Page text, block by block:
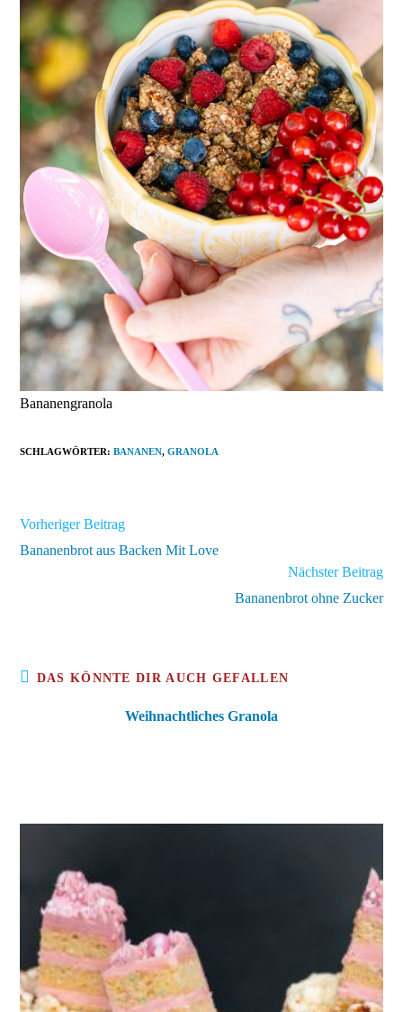
Bananengranola
SCHLAGWÖRTER:BANANEN, GRANOLA
Weitere
ansehen
Vorheriger Beitrag
Bananenbrot aus Backen Mit Love
Nächster Beitrag
Bananenbrot ohne Zucker
DAS KÖNNTE DIR AUCH GEFALLEN
Weihnachtliches Granola